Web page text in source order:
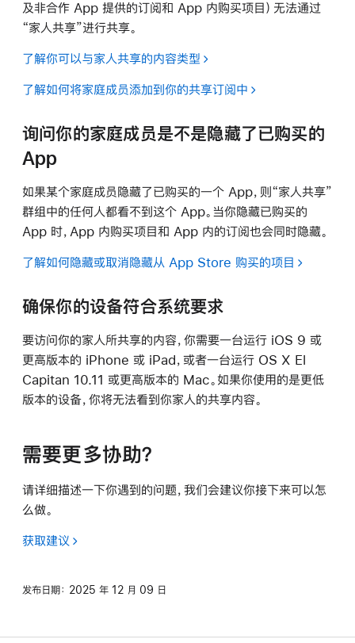
及非合作 App 提供的订阅和 App 内购买项目）无法通过
“家人共享”进行共享。
了解你可以与家人共享的内容类型
了解如何将家庭成员添加到你的共享订阅中
询问你的家庭成员是不是隐藏了已购买的
App
如果某个家庭成员隐藏了已购买的一个 App，则“家人共享”
群组中的任何人都看不到这个 App。当你隐藏已购买的
App 时，App 内购买项目和 App 内的订阅也会同时隐藏。
了解如何隐藏或取消隐藏从 App Store 购买的项目
确保你的设备符合系统要求
要访问你的家人所共享的内容，你需要一台运行 iOS 9 或
更高版本的 iPhone 或 iPad，或者一台运行 OS X El
Capitan 10.11 或更高版本的 Mac。如果你使用的是更低
版本的设备，你将无法看到你家人的共享内容。
需要更多协助？
请详细描述一下你遇到的问题，我们会建议你接下来可以怎
么做。
获取建议
发布日期： 2025 年 12 月 09 日